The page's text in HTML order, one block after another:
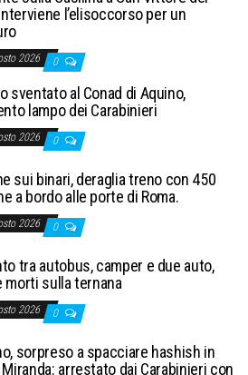
l’elisoccorso per un
2026 0
sventato al Conad di Aquino,
lampo dei Carabinieri
2026 0
sui binari, deraglia treno con 450
a bordo alle porte di Roma.
2026 0
tra autobus, camper e due auto,
morti sulla ternana
2026 0
sorpreso a spacciare hashish in
Miranda: arrestato dai Carabinieri con